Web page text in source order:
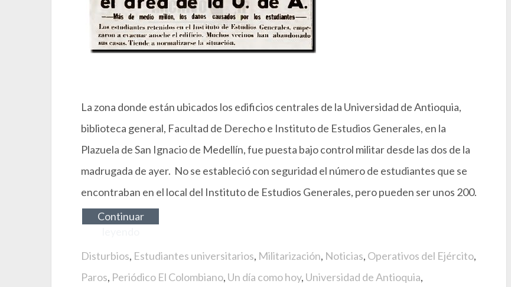
La zona donde están ubicados los edificios centrales de la Universidad de Antioquia,
biblioteca general, Facultad de Derecho e Instituto de Estudios Generales, en la
Plazuela de San Ignacio de Medellín, fue puesta bajo control militar desde las dos de la
madrugada de ayer. No se estableció con seguridad el número de estudiantes que se
encontraban en el local del Instituto de Estudios Generales, pero pueden ser unos 200.
Continuar
Disturbios, Estudiantes universitarios, Militarización, Noticias, Operativos del Ejército,
Paros, Periódico El Colombiano, Un día como hoy, Universidad de Antioquia,